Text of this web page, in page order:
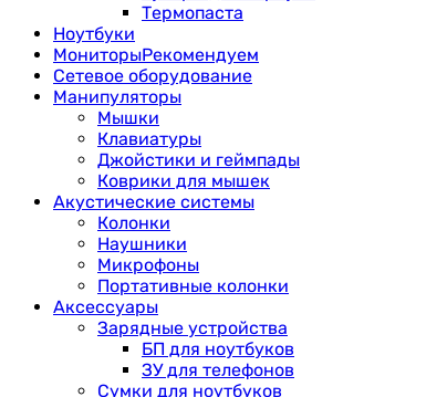
Термопаста
Ноутбуки
МониторыРекомендуем
Сетевое оборудование
Манипуляторы
Мышки
Клавиатуры
Джойстики и геймпады
Коврики для мышек
Акустические системы
Колонки
Наушники
Микрофоны
Портативные колонки
Аксессуары
Зарядные устройства
БП для ноутбуков
ЗУ для телефонов
Сумки для ноутбуков